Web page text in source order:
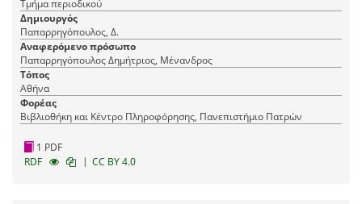
Τμήμα περιοδικού
Δημιουργός
Παπαρρηγόπουλος, Δ.
Αναφερόμενο πρόσωπο
Παπαρρηγόπουλος Δημήτριος, Μένανδρος
Τόπος
Αθήνα
Φορέας
Βιβλιοθήκη και Κέντρο Πληροφόρησης, Πανεπιστήμιο Πατρών
1 PDF
RDF
| CC BY 4.0